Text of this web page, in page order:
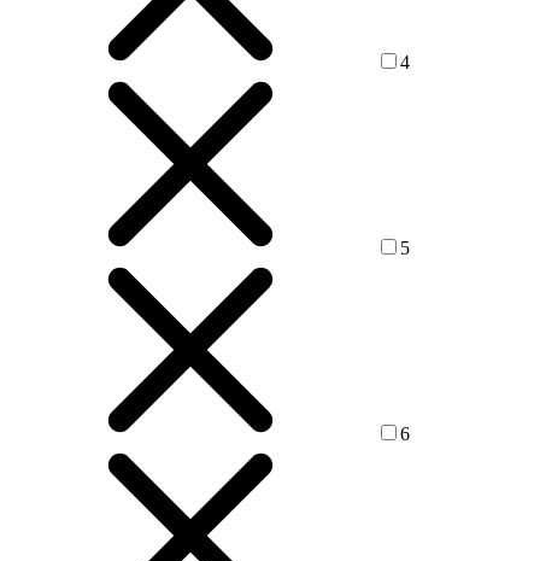
4
5
6